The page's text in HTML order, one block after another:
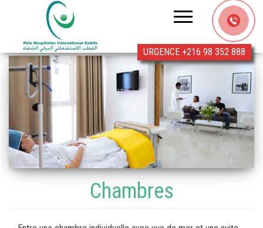
Clinique
Chambres
URGENCE +216 98 352 888